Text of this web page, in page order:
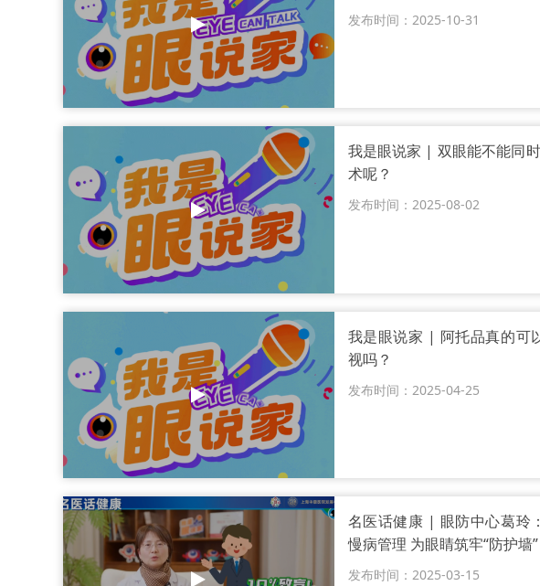
发布时间：2025-10-31
我是眼说家 | 双眼能不能同
术呢？
发布时间：2025-08-02
我是眼说家 | 阿托品真的可
视吗？
发布时间：2025-04-25
名医话健康 | 眼防中心葛玲
慢病管理 为眼睛筑牢“防护墙”
发布时间：2025-03-15